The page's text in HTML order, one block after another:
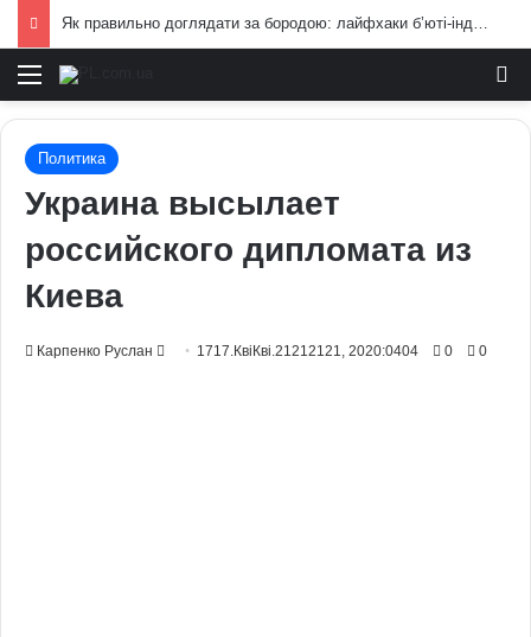
Як правильно доглядати за бородою: лайфхаки б’юті-індустрії для чоловіків
Меню
Политика
Украина высылает
российского дипломата из
Киева
Карпенко Руслан
Send 1717.КвіКві.21212121, 2020:0404 0 0